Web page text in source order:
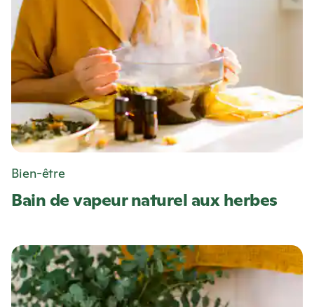
Bain de vapeur naturel aux herbes
Bien-être